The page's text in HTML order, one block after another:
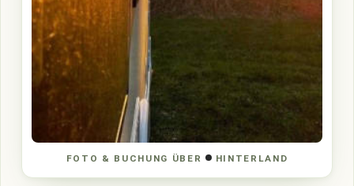
FOTO & BUCHUNG ÜBER HINTERLAND